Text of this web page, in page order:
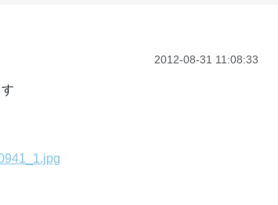
2012-08-31 11:08:33